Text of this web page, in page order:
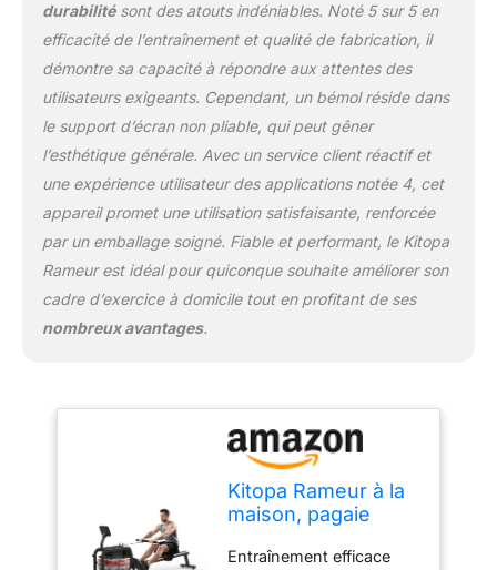
entraînement. Affichage
numérique réglable :
vous pouvez ajuster
l'angle de l'écran en
fonction de vos besoins
pour une visibilité
optimale. L'écran clair
affiche les scans, le
temps, la distance, les
calories, le nombre et le
total, ce qui vous aide à
suivre vos performances
de fitness et à ajuster
avec un cadre en acier
de qualité industrielle.
Charge maximale de 150
kg, convient à presque
tous les utilisateurs. Les
rails en aluminium
minimisent l'usure et
durabilitésont des atouts indéniables. Noté 5 sur 5 en
efficacité de l’entraînement et qualité de fabrication, il
démontre sa capacité à répondre aux attentes des
utilisateurs exigeants. Cependant, un bémol réside dans
le support d’écran non pliable, qui peut gêner
l’esthétique générale. Avec un service client réactif et
une expérience utilisateur des applications notée 4, cet
appareil promet une utilisation satisfaisante, renforcée
par un emballage soigné. Fiable et performant, le Kitopa
Rameur est idéal pour quiconque souhaite améliorer son
cadre d’exercice à domicile tout en profitant de ses
nombreux avantages.
Kitopa Rameur à la
maison, pagaie
Bluetooth et
Entraînement efficace